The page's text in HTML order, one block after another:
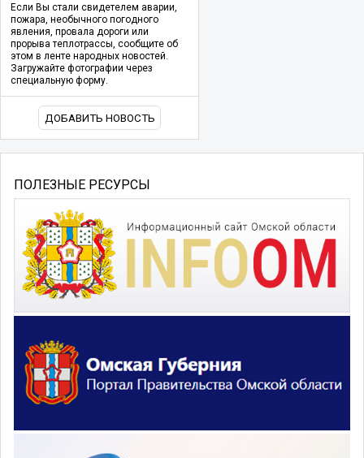
Если Вы стали свидетелем аварии,
пожара, необычного погодного
явления, провала дороги или
прорыва теплотрассы, сообщите об
этом в ленте народных новостей.
Загружайте фотографии через
специальную форму.
ДОБАВИТЬ НОВОСТЬ
ПОЛЕЗНЫЕ РЕСУРСЫ